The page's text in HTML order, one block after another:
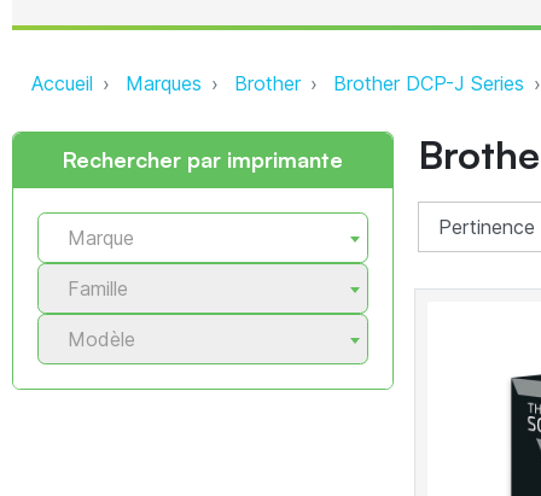
Accueil Marques Brother Brother DCP-J Series
Rechercher par imprimante
Marque
Famille
Modèle